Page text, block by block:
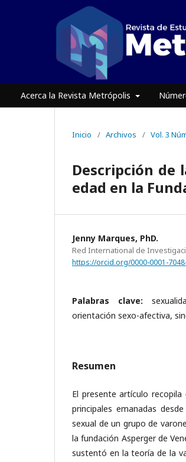
Acerca la Revista Metrópolis
Inicio / Archivos / Vol. 3
Descripción de
edad en la
Jenny Marques, PhD.
Red International de
https://orcid.org/0000-0001-
Palabras clave:
orientación sexo-afectiva,
Resumen
El presente artículo
principales emanadas
sexual de un grupo de
la fundación Asperger de
sustentó en la teoría de la